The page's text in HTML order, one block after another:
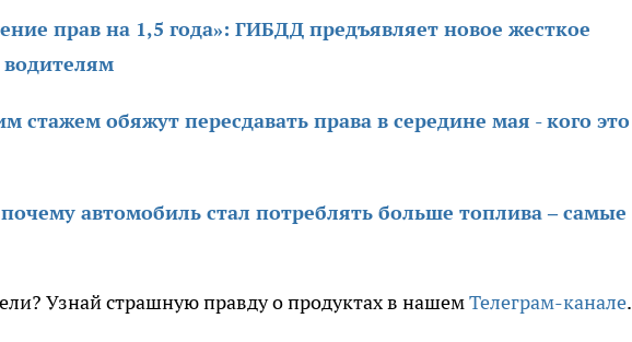
прав на 1,5 года»: ГИБДД предъявляет новое жесткое
водителям
стажем обяжут пересдавать права в середине мая - кого это
автомобиль стал потреблять больше топлива – самые
Узнай страшную правду о продуктах в нашемТелеграм-канале.